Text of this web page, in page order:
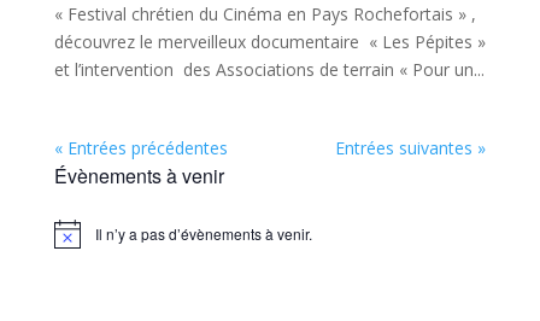
« Festival chrétien du Cinéma en Pays Rochefortais » ,
découvrez le merveilleux documentaire « Les Pépites »
et l’intervention des Associations de terrain « Pour un...
« Entrées précédentes Entrées suivantes »
Évènements à venir
Notice Il n’y a pas d’évènements à venir.